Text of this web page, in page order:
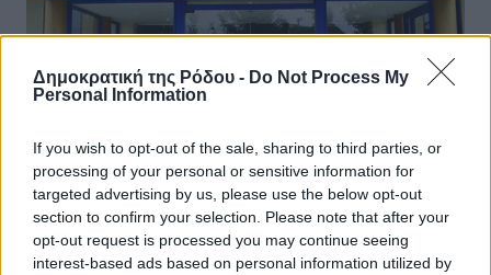
Δημοκρατική της Ρόδου - Do Not Process My
Personal Information
If you wish to opt-out of the sale, sharing to third parties, or
processing of your personal or sensitive information for
targeted advertising by us, please use the below opt-out
section to confirm your selection. Please note that after your
opt-out request is processed you may continue seeing
interest-based ads based on personal information utilized by
«Χαράς ευαγγέλια» στη ΔΕΥΑΡ για τις
ευεργετικές βροχοπτώσεις